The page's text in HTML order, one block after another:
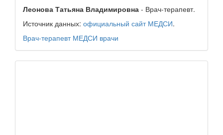
Леонова Татьяна Владимировна - Врач-терапевт.
Источник данных: официальный сайт МЕДСИ.
Врач-терапевт МЕДСИ врачи